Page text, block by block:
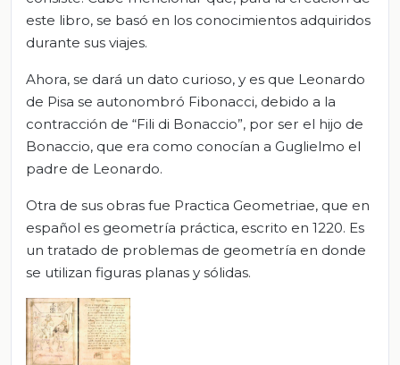
este libro, se basó en los conocimientos adquiridos
durante sus viajes.
Ahora, se dará un dato curioso, y es que Leonardo
de Pisa se autonombró Fibonacci, debido a la
contracción de “Fili di Bonaccio”, por ser el hijo de
Bonaccio, que era como conocían a Guglielmo el
padre de Leonardo.
Otra de sus obras fue Practica Geometriae, que en
español es geometría práctica, escrito en 1220. Es
un tratado de problemas de geometría en donde
se utilizan figuras planas y sólidas.